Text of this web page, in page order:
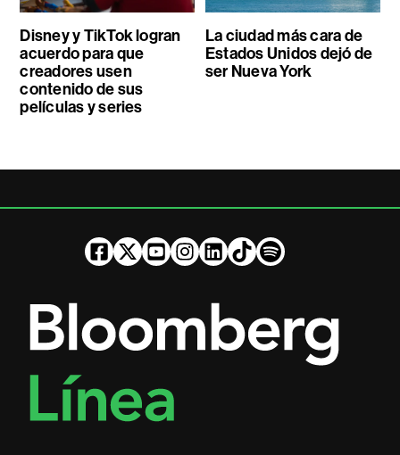
Disney y TikTok logran
acuerdo para que
creadores usen
contenido de sus
películas y series
La ciudad más cara de
Estados Unidos dejó de
ser Nueva York